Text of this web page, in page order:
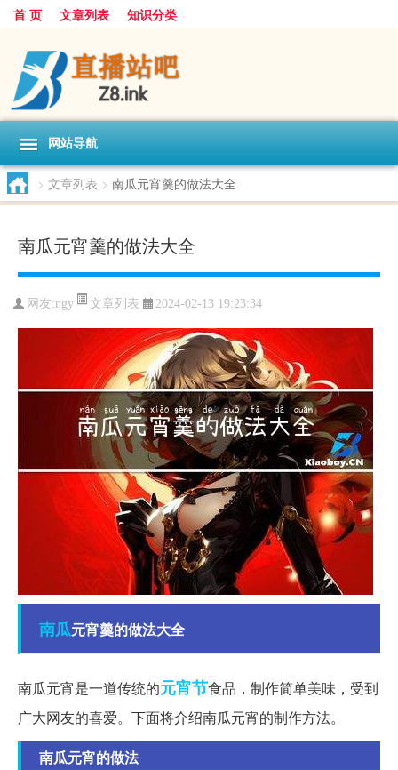
首 页 文章列表 知识分类
网站导航
> 文章列表 > 南瓜元宵羹的做法大全
南瓜元宵羹的做法大全
网友:ngy 文章列表 2024-02-13 19:23:34
南瓜元宵羹的做法大全
南瓜元宵是一道传统的元宵节食品，制作简单美味，受到
广大网友的喜爱。下面将介绍南瓜元宵的制作方法。
南瓜元宵的做法